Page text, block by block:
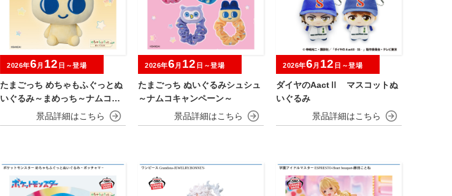
たまごっち めちゃもふぐっとぬ
いぐるみ～まめっち～ナムコキ
ャンペーン
2026年6 月 12 日～登場
たまごっち ぬいぐるみシュシュ
～ナムコキャンペーン～
2026年6 月 12 日～登場
ダイヤのAactⅡ マスコットぬ
いぐるみ
2026年6 月 12 日～登場